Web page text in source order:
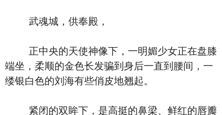
武魂城，供奉殿，
正中央的天使神像下，一明媚少女正在盘膝
端坐，柔顺的金色长发骗到身后一直到腰间，一
缕银白色的刘海有些俏皮地翘起。
紧闭的双眸下，是高挺的鼻梁、鲜红的唇瓣